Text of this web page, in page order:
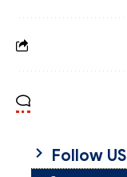
Follow US